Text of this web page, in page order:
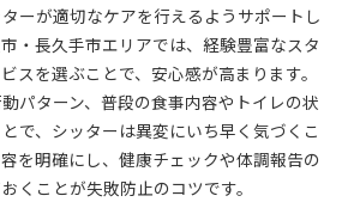
ーが適切なケアを行えるようサポートし
・長久手市エリアでは、経験豊富なスタ
スを選ぶことで、安心感が高まります。
パターン、普段の食事内容やトイレの状
で、シッターは異変にいち早く気づくこ
を明確にし、健康チェックや体調報告の
くことが失敗防止のコツです。